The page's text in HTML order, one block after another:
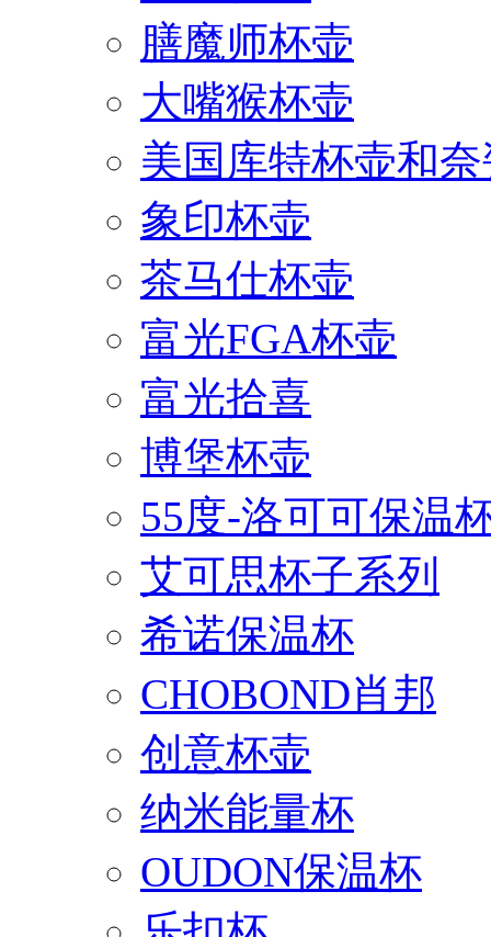
膳魔师杯壶
大嘴猴杯壶
美国库特杯壶和
象印杯壶
茶马仕杯壶
富光FGA杯壶
富光拾喜
博堡杯壶
55度-洛可可保温
艾可思杯子系列
希诺保温杯
CHOBOND肖邦
创意杯壶
纳米能量杯
OUDON保温杯